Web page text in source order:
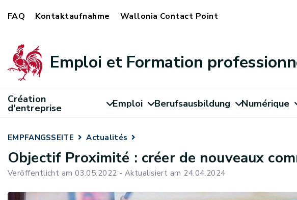
FAQ Kontaktaufnahme Wallonia Contact Point
Emploi et Formation
Création
d'entreprise Emploi Berufsausbildung Numérique
EMPFANGSSEITE Actualités
Objectif Proximité : créer de nouveaux
Veröffentlicht am 03.05.2022 - Aktualisiert am 24.04.2024